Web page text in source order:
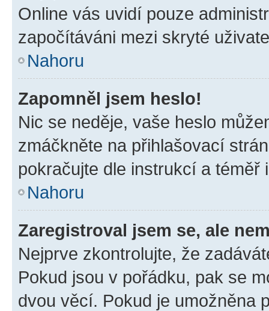
Online vás uvidí pouze
započítáváni mezi skryté
Nahoru
Zapomněl jsem heslo!
Nic se neděje, vaše heslo
zmáčkněte na přihlašovací
pokračujte dle instrukcí a téměř
Nahoru
Zaregistroval jsem se, ale
Nejprve zkontrolujte, že
Pokud jsou v pořádku, pak se
dvou věcí. Pokud je umožněna